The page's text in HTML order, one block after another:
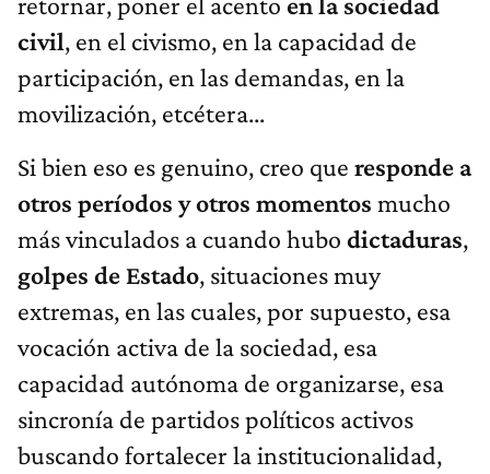
civil, en el civismo, en la capacidad de
participación, en las demandas, en la
movilización, etcétera...
Si bien eso es genuino, creo que responde a
otros períodos y otros momentos mucho
más vinculados a cuando hubo dictaduras,
golpes de Estado, situaciones muy
extremas, en las cuales, por supuesto, esa
vocación activa de la sociedad, esa
capacidad autónoma de organizarse, esa
sincronía de partidos políticos activos
buscando fortalecer la institucionalidad,